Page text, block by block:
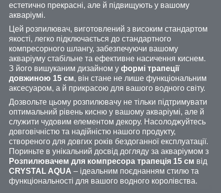
естетично прекрасні, але й підвищують у вашому
акваріумі.
Цей розпилювач, виготовлений з високим стандартом
якості, легко підключається до стандартного
компресорного шлангу, забезпечуючи вашому
акваріуму стабільне та ефективне насичення киснем.
З його вишуканим дизайном у формі трапеції
довжиною 15 см, він стане не лише функціональним
аксесуаром, а й прикрасою для вашого водного світу.
Дозвольте цьому розпилювачу не тільки підтримувати
оптимальний рівень кисню у вашому акваріумі, але й
служити чудовим елементом декору. Насолоджуйтесь
довговічністю та надійністю нашого продукту,
створеного для довгих років бездоганної експлуатації.
Пориньте в унікальний досвід догляду за акваріумом з
Розпилювачем для компресора трапеція 15 см від
CRYSTAL AQUA – ідеальним поєднанням стилю та
функціональності для вашого водного королівства.